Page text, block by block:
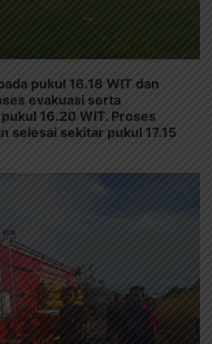
pukul 16.18 WIT dan
evakuasi serta
16.20 WIT. Proses
selesai sekitar pukul 17.15